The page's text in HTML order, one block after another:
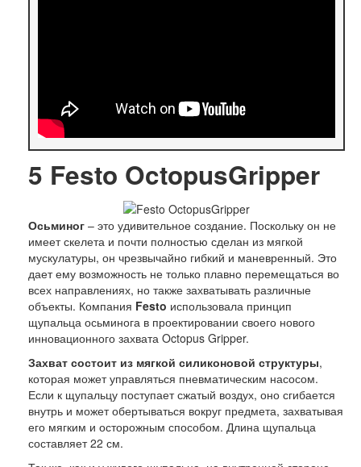
5 Festo OctopusGripper
Осьминог – это удивительное создание. Поскольку он не
имеет скелета и почти полностью сделан из мягкой
мускулатуры, он чрезвычайно гибкий и маневренный. Это
дает ему возможность не только плавно перемещаться во
всех направлениях, но также захватывать различные
объекты. Компания Festo использовала принцип
щупальца осьминога в проектировании своего нового
инновационного захвата Octopus Gripper.
Захват состоит из мягкой силиконовой структуры,
которая может управляться пневматическим насосом.
Если к щупальцу поступает сжатый воздух, оно сгибается
внутрь и может обертываться вокруг предмета, захватывая
его мягким и осторожным способом. Длина щупальца
составляет 22 см.